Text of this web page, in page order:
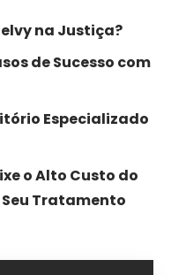
na Justiça?
de Sucesso com
Especializado
o Alto Custo do
Tratamento